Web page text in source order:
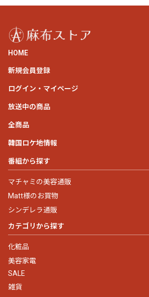
HOME
新規会員登録
ログイン・マイページ
放送中の商品
全商品
韓国ロケ地情報
番組から探す
マチャミの美容通販
Matt様のお買物
シンデレラ通販
カテゴリから探す
化粧品
美容家電
SALE
雑貨